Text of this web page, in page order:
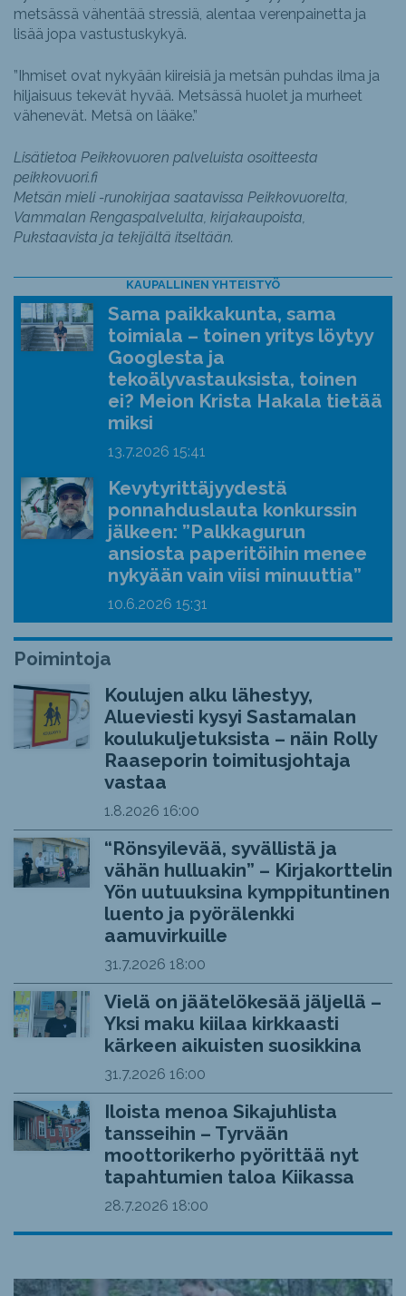
metsässä vähentää stressiä, alentaa verenpainetta ja
lisää jopa vastustuskykyä.
”Ihmiset ovat nykyään kiireisiä ja metsän puhdas ilma ja
hiljaisuus tekevät hyvää. Metsässä huolet ja murheet
vähenevät. Metsä on lääke.”
Lisätietoa Peikkovuoren palveluista osoitteesta
peikkovuori.fi
Metsän mieli -runokirjaa saatavissa Peikkovuorelta,
Vammalan Rengaspalvelulta, kirjakaupoista,
Pukstaavista ja tekijältä itseltään.
KAUPALLINEN YHTEISTYÖ
Sama paikkakunta, sama
toimiala – toinen yritys löytyy
Googlesta ja
tekoälyvastauksista, toinen
ei? Meion Krista Hakala tietää
miksi
13.7.2026 15:41
Kevytyrittäjyydestä
ponnahduslauta konkurssin
jälkeen: ”Palkkagurun
ansiosta paperitöihin menee
nykyään vain viisi minuuttia”
10.6.2026 15:31
Poimintoja
Koulujen alku lähestyy,
Alueviesti kysyi Sastamalan
koulukuljetuksista – näin Rolly
Raaseporin toimitusjohtaja
vastaa
1.8.2026 16:00
“Rönsyilevää, syvällistä ja
vähän hulluakin” – Kirjakorttelin
Yön uutuuksina kymppituntinen
luento ja pyörälenkki
aamuvirkuille
31.7.2026 18:00
Vielä on jäätelökesää jäljellä –
Yksi maku kiilaa kirkkaasti
kärkeen aikuisten suosikkina
31.7.2026 16:00
Iloista menoa Sikajuhlista
tansseihin – Tyrvään
moottorikerho pyörittää nyt
tapahtumien taloa Kiikassa
28.7.2026 18:00